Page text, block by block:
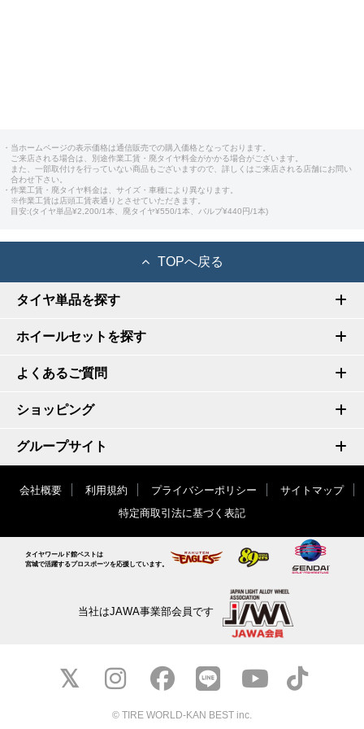
・当ホームページの表示価格は通信販売での購入価格となっております。
ご来店される場合は、別途作業工賃・廃タイヤ料金がかかる場合がございます。
また、一部取付けを行っていない商品もございますので、詳しくはご来店される店舗にお問い
合わせ下さい。
・作業工賃・廃タイヤ料金は、サイズ・車種により異なります。
※作業工賃は店頭工賃表通りとさせていただきます。
目安:(タイヤ単品¥2,200/1本、廃タイヤ¥550/1本、バルブ¥440円/1本)
TOPへ戻る
タイヤ単品を探す
ホイールセットを探す
よくあるご質問
ショッピング
グループサイト
会社概要 利用規約 プライバシーポリシー
サイトマップ
特定商取引法に基づく表記
タイヤワールド館ベストは
宮城で活躍するプロスポーツを応援しています。
当社はJAWA事業部会員です
© TIRE WORLD-KAN BEST inc.